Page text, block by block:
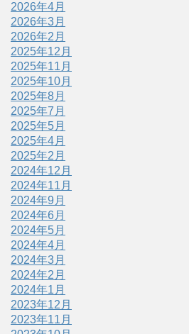
2026年4月
2026年3月
2026年2月
2025年12月
2025年11月
2025年10月
2025年8月
2025年7月
2025年5月
2025年4月
2025年2月
2024年12月
2024年11月
2024年9月
2024年6月
2024年5月
2024年4月
2024年3月
2024年2月
2024年1月
2023年12月
2023年11月